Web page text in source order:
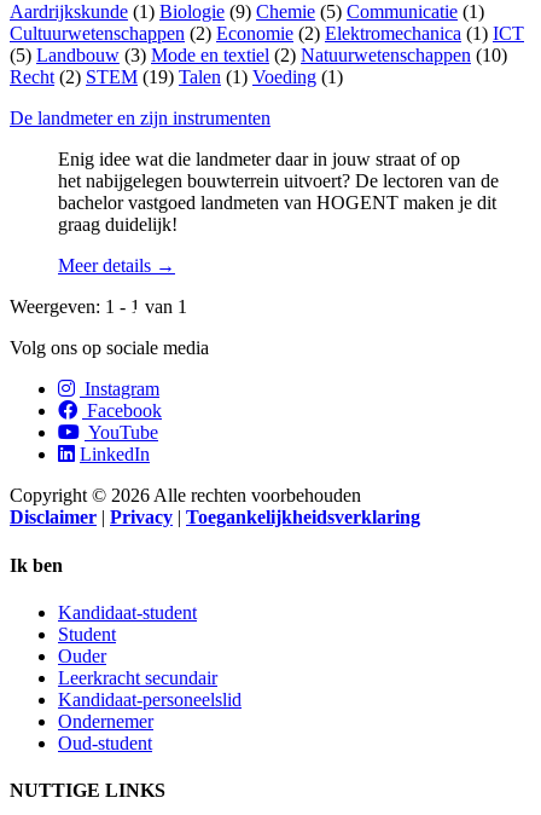
van het secundair onderwijs.
Aardrijkskunde (1) Biologie (9) Chemie (5) Communicatie (1)
Cultuurwetenschappen (2) Economie (2) Elektromechanica (1) ICT
(5) Landbouw (3) Mode en textiel (2) Natuurwetenschappen (10)
Recht(2) STEM (19) Talen (1) Voeding (1)
De landmeter en zijn instrumenten
Enig idee wat die landmeter daar in jouw straat of op
het nabijgelegen bouwterrein uitvoert? De lectoren van de
bachelor vastgoed landmeten van HOGENT maken je dit
graag duidelijk!
Meer details →
Weergeven: 1 - 1 van 1
Volg ons op sociale media
Instagram
Facebook
YouTube
LinkedIn
Copyright © 2026 Alle rechten voorbehouden
Disclaimer | Privacy | Toegankelijkheidsverklaring
Ik ben
Kandidaat-student
Student
Ouder
Leerkracht secundair
Kandidaat-personeelslid
Ondernemer
Oud-student
NUTTIGE LINKS